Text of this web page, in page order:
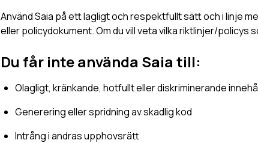
Använd Saia på ett lagligt och respektfullt sätt och i linje
eller policydokument. Om du vill veta vilka riktlinjer/policys
Du får inte använda Saia till:
Olagligt, kränkande, hotfullt eller diskriminerande
Generering eller spridning av skadlig kod
Intrång i andras upphovsrätt